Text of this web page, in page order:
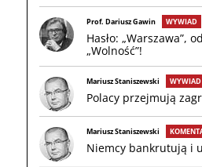
Prof. Dariusz Gawin WYWIAD
Hasło: „Warszawa”,
„Wolność”!
Mariusz Staniszewski WYWIAD
Polacy przejmują
Mariusz Staniszewski
Niemcy bankrutują i